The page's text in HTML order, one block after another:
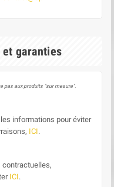
garanties
pas aux produits "sur mesure".
informations pour éviter
ICI.
contractuelles,
ICI.